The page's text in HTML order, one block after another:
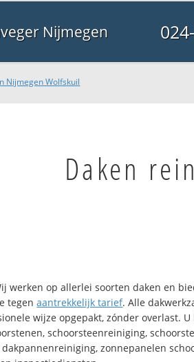
Nijmegen
Nijmegen Wolfskuil
Daken
werken op allerlei soorten daken en
tegenaantrekkelijk tarief. Alle
wijze opgepakt, zónder overlast.
schoorsteenreiniging,
zonnepanelen